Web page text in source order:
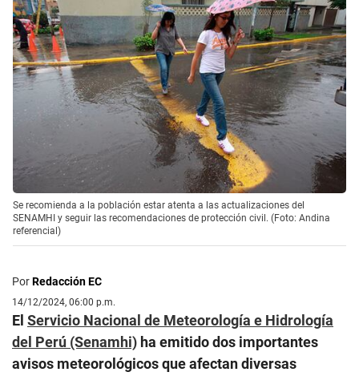
Se recomienda a la población estar atenta a las actualizaciones del
SENAMHI y seguir las recomendaciones de protección civil. (Foto: Andina
referencial)
PorRedacción EC
14/12/2024, 06:00 p.m.
El Servicio Nacional de Meteorología e Hidrología
del Perú (Senamhi) ha emitido dos importantes
avisos meteorológicos que afectan diversas